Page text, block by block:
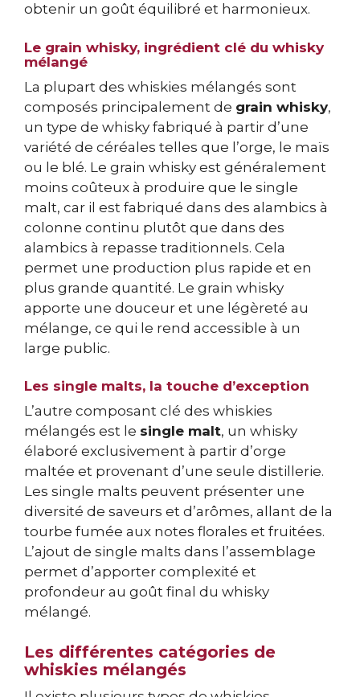
obtenir un goût équilibré et harmonieux.
Le grain whisky, ingrédient clé du whisky
mélangé
La plupart des whiskies mélangés sont
composés principalement de grain whisky,
un type de whisky fabriqué à partir d’une
variété de céréales telles que l’orge, le maïs
ou le blé. Le grain whisky est généralement
moins coûteux à produire que le single
malt, car il est fabriqué dans des alambics à
colonne continu plutôt que dans des
alambics à repasse traditionnels. Cela
permet une production plus rapide et en
plus grande quantité. Le grain whisky
apporte une douceur et une légèreté au
mélange, ce qui le rend accessible à un
large public.
Les single malts, la touche d’exception
L’autre composant clé des whiskies
mélangés est le single malt, un whisky
élaboré exclusivement à partir d’orge
maltée et provenant d’une seule distillerie.
Les single malts peuvent présenter une
diversité de saveurs et d’arômes, allant de la
tourbe fumée aux notes florales et fruitées.
L’ajout de single malts dans l’assemblage
permet d’apporter complexité et
profondeur au goût final du whisky
mélangé.
Les différentes catégories de
whiskies mélangés